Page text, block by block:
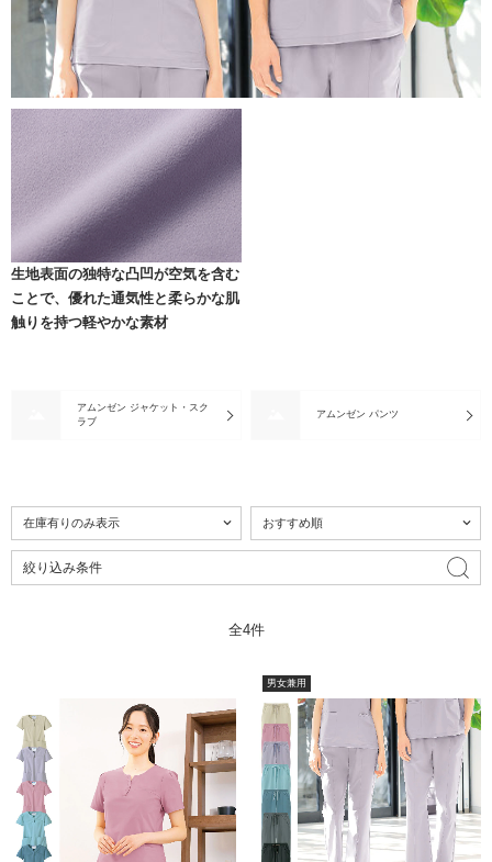
生地表面の独特な凸凹が空気を含む
ことで、優れた通気性と柔らかな肌
触りを持つ軽やかな素材
アムンゼン ジャケット・スク
ラブ
アムンゼン パンツ
絞り込み条件
全4件
男女兼用